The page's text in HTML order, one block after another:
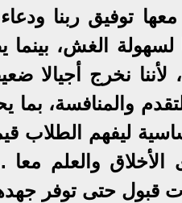
معها توفيق ربنا
لسهولة الغش،
لأننا نخرج أجيالا
والمنافسة، بما
ليفهم الطلاب
الأخلاق والعلم
قبول حتى توفر